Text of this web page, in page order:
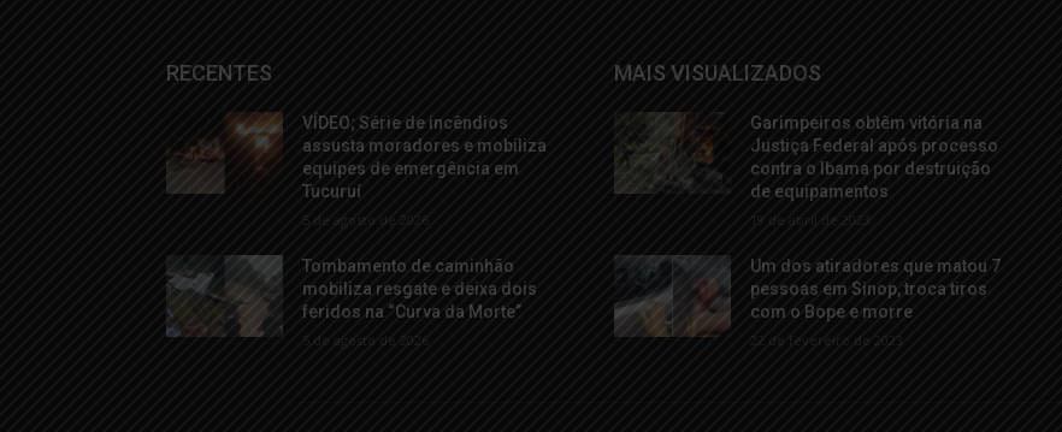
RECENTES
VÍDEO; Série de incêndios
assusta moradores e mobiliza
equipes de emergência em
Tucuruí
5 de agosto de 2026
Tombamento de caminhão
mobiliza resgate e deixa dois
feridos na “Curva da Morte”
5 de agosto de 2026
MAIS VISUALIZADOS
Garimpeiros obtêm vitória na
Justiça Federal após processo
contra o Ibama por destruição
de equipamentos
19 de abril de 2023
Um dos atiradores que matou 7
pessoas em Sinop, troca tiros
com o Bope e morre
22 de fevereiro de 2023